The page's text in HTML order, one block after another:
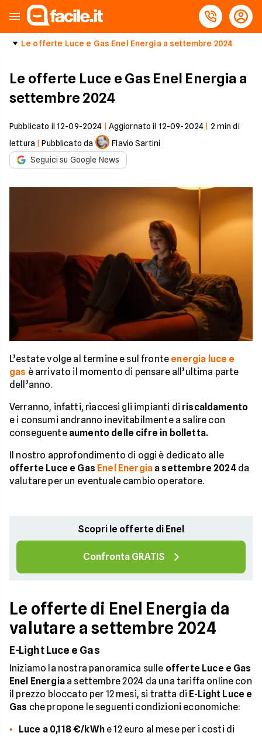
Le offerte Luce e Gas Enel Energia a settembre 2024
Le offerte Luce e Gas Enel Energia a
settembre 2024
Pubblicato il 12-09-2024 Aggiornato il 12-09-2024 2 min di
lettura |Pubblicato da
Flavio Sartini
Seguici su Google News
L’estate volge al termine e sul fronte energia luce e
gas è arrivato il momento di pensare all’ultima parte
dell’anno.
Verranno, infatti, riaccesi gli impianti di riscaldamento
e i consumi andranno inevitabilmente a salire con
conseguente aumento delle cifre in bolletta.
Il nostro approfondimento di oggi è dedicato alle
offerte Luce e Gas Enel Energia a settembre 2024da
valutare per un eventuale cambio operatore.
Scopri le offerte di Enel
Confronta GRATIS
Le offerte di Enel Energia da
valutare a settembre 2024
E-Light Luce e Gas
Iniziamo la nostra panoramica sulle offerte Luce e Gas
Enel Energiaa settembre 2024 da una tariffa online con
il prezzo bloccato per 12 mesi, si tratta di E-Light Luce e
Gas che propone le seguenti condizioni economiche:
Luce a 0,118 €/kWhe 12 euro al mese per i costi di